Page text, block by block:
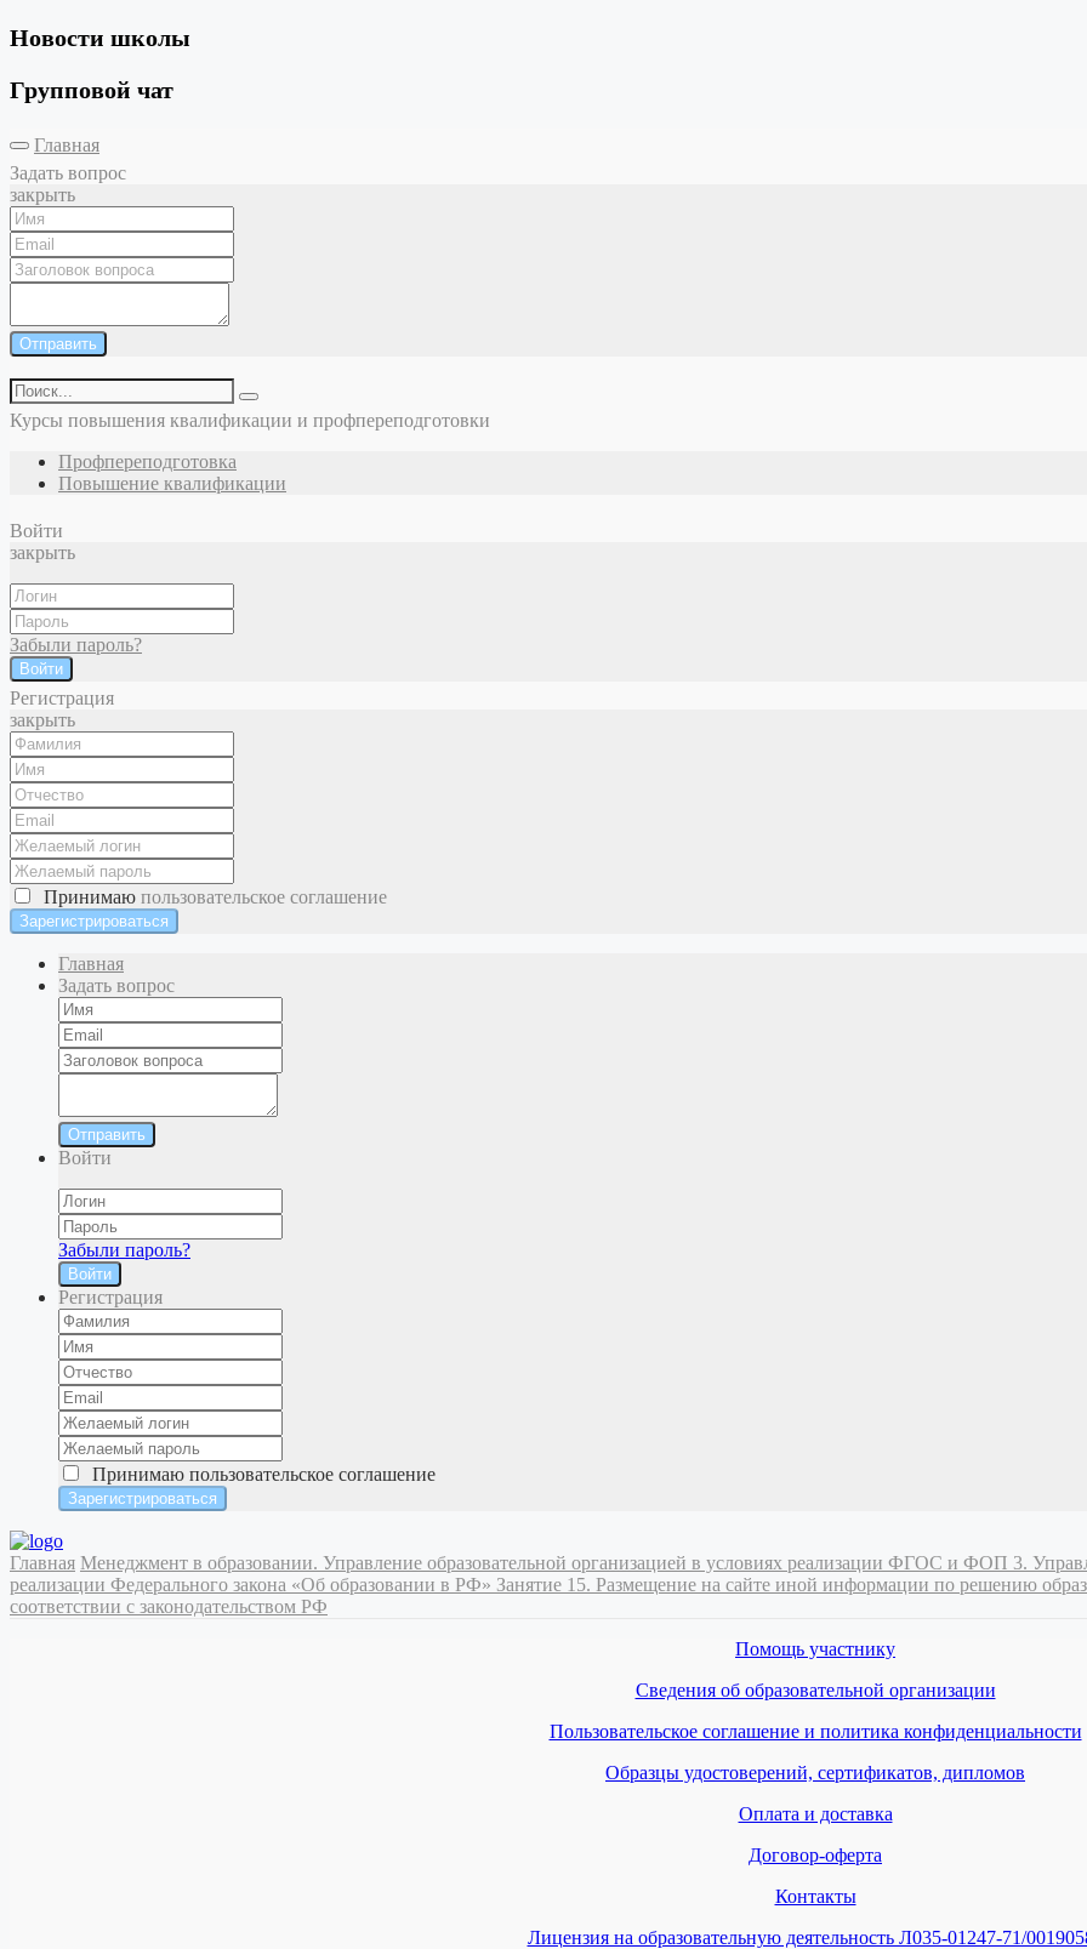
Новости школы
Групповой чат
Главная
Задать вопрос
закрыть
Отправить
Курсы повышения квалификации и профпереподготовки
Профпереподготовка
Повышение квалификации
Войти
закрыть
Забыли пароль?
Войти
Регистрация
закрыть
Принимаю пользовательское соглашение
Главная
Задать вопрос
Отправить
Войти
Забыли пароль?
Войти
Регистрация
Принимаю пользовательское соглашение
Главная Менеджмент в образовании. Управление образовательной организацией в условиях реализации ФГОС и ФОП 3.
реализации Федерального закона «Об образовании в РФ» Занятие 15. Размещение на сайте иной информации по решению
соответствии с законодательством РФ
Помощь участнику
Сведения об образовательной организации
Пользовательское соглашение и политика конфиденциальности
Образцы удостоверений, сертификатов, дипломов
Оплата и доставка
Договор-оферта
Контакты
Лицензия на образовательную деятельность Л035-01247-71/